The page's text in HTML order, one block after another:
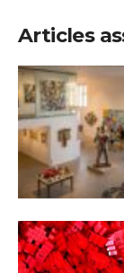
Adresse email*
Nom
Articles